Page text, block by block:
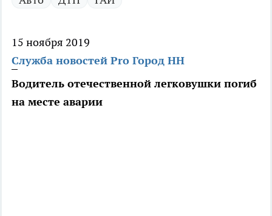
15 ноября 2019
Служба новостей Pro Город НН
Водитель отечественной легковушки погиб
на месте аварии